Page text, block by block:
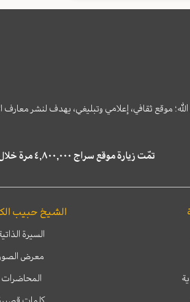
موقع ثقافي، إعلامي وتبليغي، يهدف لنشر
تمّت زيارة موقع سراج ٤,٨٠٠,٠٠٠ مرة خلال الستة أشهر الماضية، كما ظهر في نتائج البحث في محركات البحث٢٢,٢٩٠,٠٠٠ مرّة.
الشيخ حبيب
السيرة
معرض الصور
المحاضرات